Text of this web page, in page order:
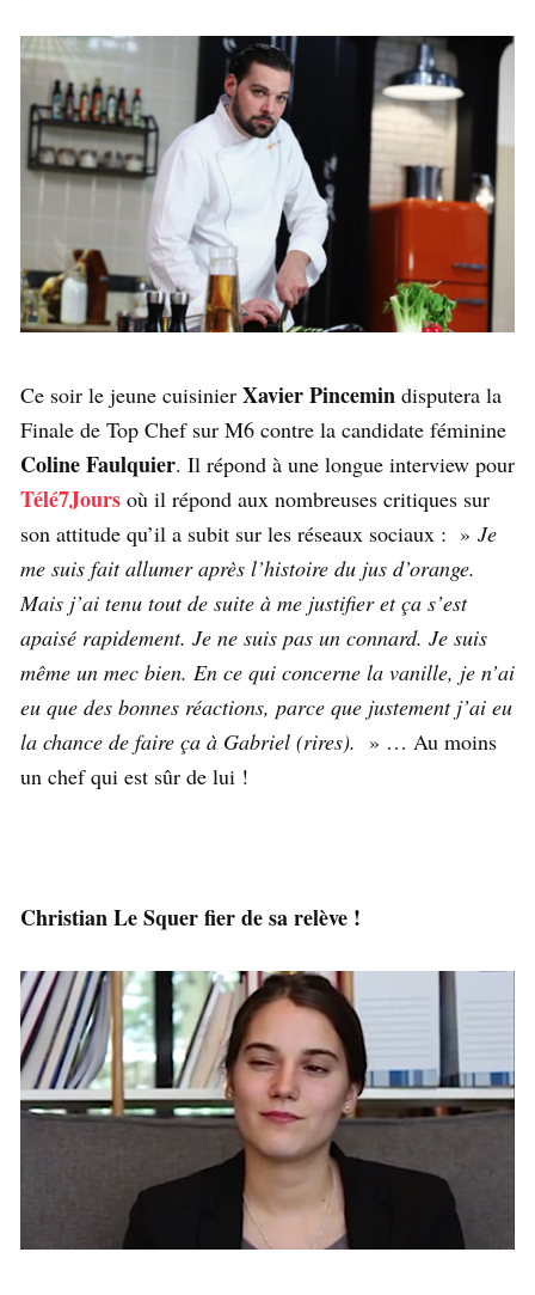
Ce soir le jeune cuisinier Xavier Pincemin disputera la
Finale de Top Chef sur M6 contre la candidate féminine
Coline Faulquier. Il répond à une longue interview pour
Télé7Jours où il répond aux nombreuses critiques sur
son attitude qu’il a subit sur les réseaux sociaux : » Je
me suis fait allumer après l’histoire du jus d’orange.
Mais j’ai tenu tout de suite à me justifier et ça s’est
apaisé rapidement. Je ne suis pas un connard. Je suis
même un mec bien. En ce qui concerne la vanille, je n’ai
eu que des bonnes réactions, parce que justement j’ai eu
la chance de faire ça à Gabriel (rires). » … Au moins
un chef qui est sûr de lui !
Christian Le Squer fier de sa relève !